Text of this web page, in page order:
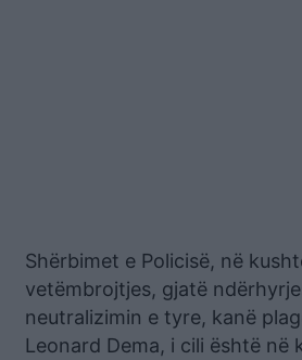
Shërbimet e Policisë, në
vetëmbrojtjes, gjatë
neutralizimin e tyre, kanë
Leonard Dema, i cili është në